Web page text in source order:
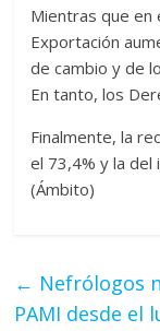
Mientras que en
Exportación
de cambio y de
En tanto, los
Finalmente, la
el 73,4% y la
(Ámbito)
← Nefrólogos
PAMI desde el